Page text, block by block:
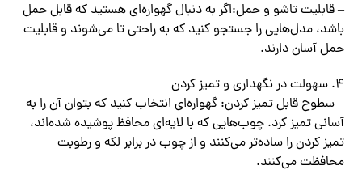
– قابلیت تاشو و حمل:اگر به دنبال گهواره‌ای هستید که قابل حمل
باشد، مدل‌هایی را جستجو کنید که به راحتی تا می‌شوند و قابلیت
حمل آسان دارند.
سهولت در نگهداری و تمیز کردن
– سطوح قابل تمیز کردن: گهواره‌ای انتخاب کنید که بتوان آن را به
آسانی تمیز کرد. چوب‌هایی که با لایه‌ای محافظ پوشیده شده‌اند،
تمیز کردن را ساده‌تر می‌کنند و از چوب در برابر لکه و رطوبت
محافظت می‌کنند.